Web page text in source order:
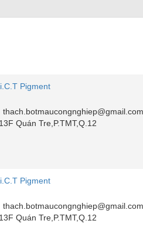
i.C.T Pigment
thach.botmaucongnghiep@gmail.com
13F Quán Tre,P.TMT,Q.12
i.C.T Pigment
thach.botmaucongnghiep@gmail.com
13F Quán Tre,P.TMT,Q.12